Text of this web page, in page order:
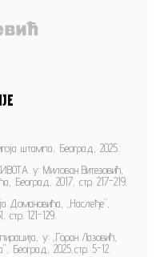
штампа, Београд, 2025.
у: Милован Витезовић,
Београд, 2017, стр. 217-219.
„Наслеђе”,
стр. 121-129.
у: „Горан Лазовић,
Београд, 2025,стр. 5-12.